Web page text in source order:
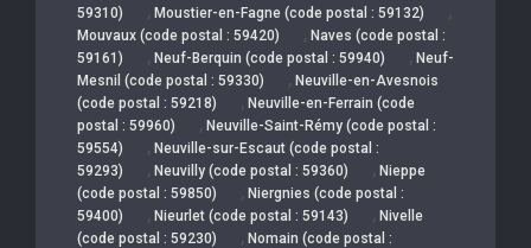
59310)
, Moustier-en-Fagne (code postal : 59132) ,
Mouvaux (code postal : 59420) , Naves (code postal :
59161)
, Neuf-Berquin (code postal : 59940) , Neuf-
Mesnil (code postal : 59330)
, Neuville-en-Avesnois
(code postal : 59218)
, Neuville-en-Ferrain (code
postal : 59960)
, Neuville-Saint-Rémy (code postal :
59554)
, Neuville-sur-Escaut (code postal :
59293)
, Neuvilly (code postal : 59360) , Nieppe
(code postal : 59850)
, Niergnies (code postal :
59400)
, Nieurlet (code postal : 59143) , Nivelle
(code postal : 59230)
, Nomain (code postal :